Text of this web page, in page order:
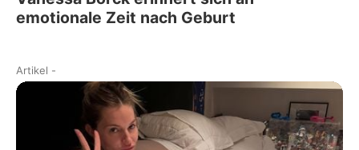
emotionale Zeit nach Geburt
Artikel -